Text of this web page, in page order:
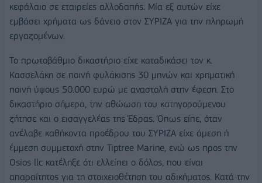
κεφάλαιο σε εταιρείες αλλοδαπής. Μία εξ αυτών είχε
εμβάσει χρήματα ως δάνειο στον ΣΥΡΙΖΑ για την πληρωμή
εργαζομένων.
Το πρωτοβάθμιο δικαστήριο είχε καταδικάσει τον κ.
Κασσελάκη σε ποινή φυλάκισης 30 μηνών και χρηματική
ποινή ύψους 50.000 ευρώ με αναστολή στην έφεση. Στο
δικαστήριο σήμερα, την αθώωση του κατηγορούμενου
ζήτησε και ο εισαγγελέας της Έδρας. Όπως είπε, όταν
ανέλαβε καθήκοντα προέδρου του ΣΥΡΙΖΑ είχε άμεση ή
έμμεση συμμετοχή στην Tiptree Marine, ενώ ως προς την
Osios llc κατέληξε ότι ελλείπει ο δόλος, που είναι
απαραίτητος για τη στοιχειοθέτηση του αδικήματος. Κατά την